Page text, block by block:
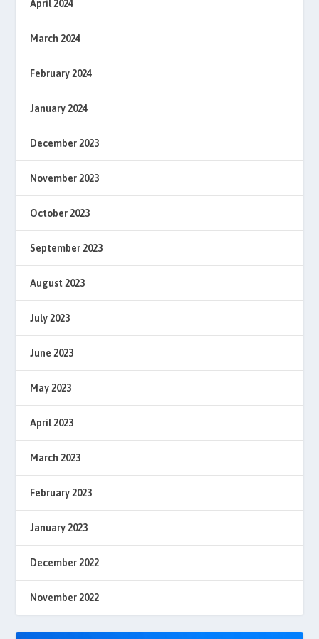
April 2024
March 2024
February 2024
January 2024
December 2023
November 2023
October 2023
September 2023
August 2023
July 2023
June 2023
May 2023
April 2023
March 2023
February 2023
January 2023
December 2022
November 2022